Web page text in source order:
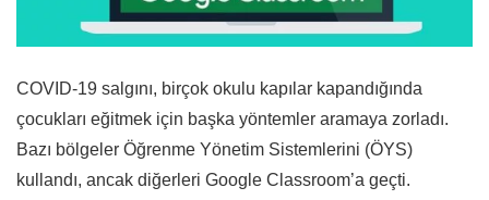
COVID-19 salgını, birçok okulu kapılar kapandığında
çocukları eğitmek için başka yöntemler aramaya zorladı.
Bazı bölgeler Öğrenme Yönetim Sistemlerini (ÖYS)
kullandı, ancak diğerleri Google Classroom’a geçti.